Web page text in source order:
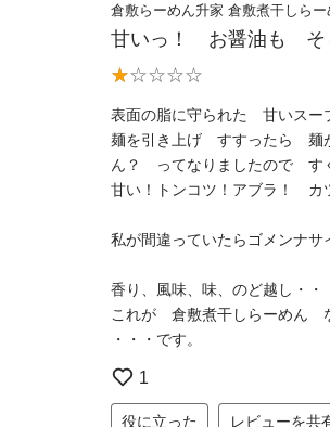
倉敷らーめん升家 倉敷煮干しらー
甘いっ！ お醤油も そ
表面の脂に守られた 甘いス
麺を引き上げ すすったら 麺
ん？ ってなりましたので す
甘い！トンコツ！アブラ！ カ
私が間違っていたらゴメンナサ
香り、風味、味、のど越し・・
これが 倉敷煮干しらーめん
・・・です。
1
役に立った レビューを共